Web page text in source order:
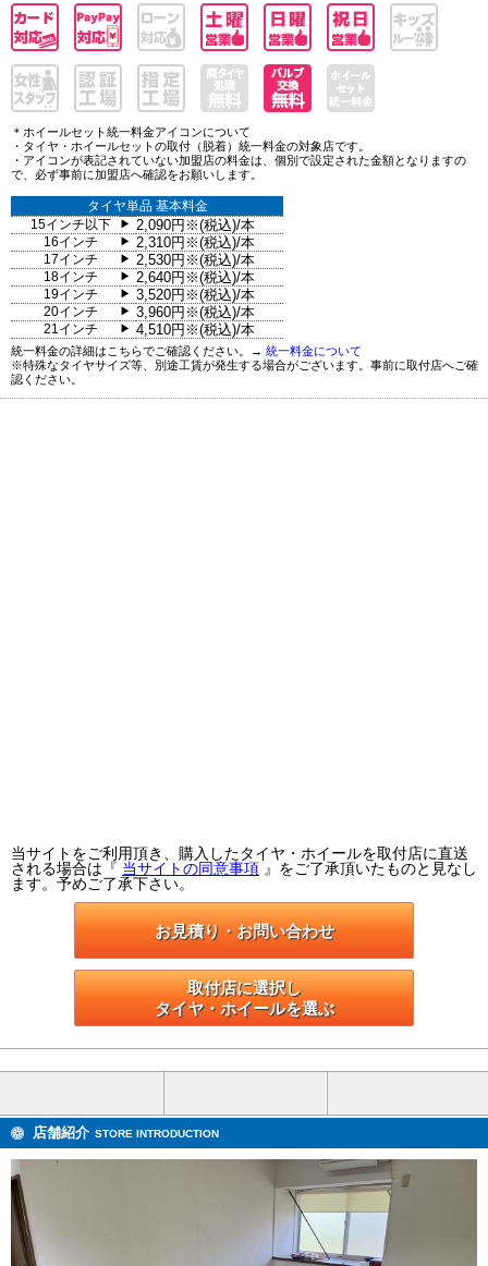
＊ホイールセット統一料金アイコンについて
・タイヤ・ホイールセットの取付（脱着）統一料金の対象店です。
・アイコンが表記されていない加盟店の料金は、個別で設定された金額となりますの
で、必ず事前に加盟店へ確認をお願いします。
タイヤ単品 基本料金
15インチ以下
▶ 2,090円※(税込)/本
16インチ ▶ 2,310円※(税込)/本
17インチ ▶ 2,530円※(税込)/本
18インチ ▶ 2,640円※(税込)/本
19インチ ▶ 3,520円※(税込)/本
20インチ ▶ 3,960円※(税込)/本
21インチ ▶ 4,510円※(税込)/本
統一料金の詳細はこちらでご確認ください。→ 統一料金について
※特殊なタイヤサイズ等、別途工賃が発生する場合がございます。事前に取付店へご確
認ください。
当サイトをご利用頂き、購入したタイヤ・ホイールを取付店に直送
される場合は『 当サイトの同意事項 』をご了承頂いたものと見なし
ます。予めご了承下さい。
お見積り・お問い合わせ
取付店に選択し
タイヤ・ホイールを選ぶ
店舗紹介 STORE INTRODUCTION